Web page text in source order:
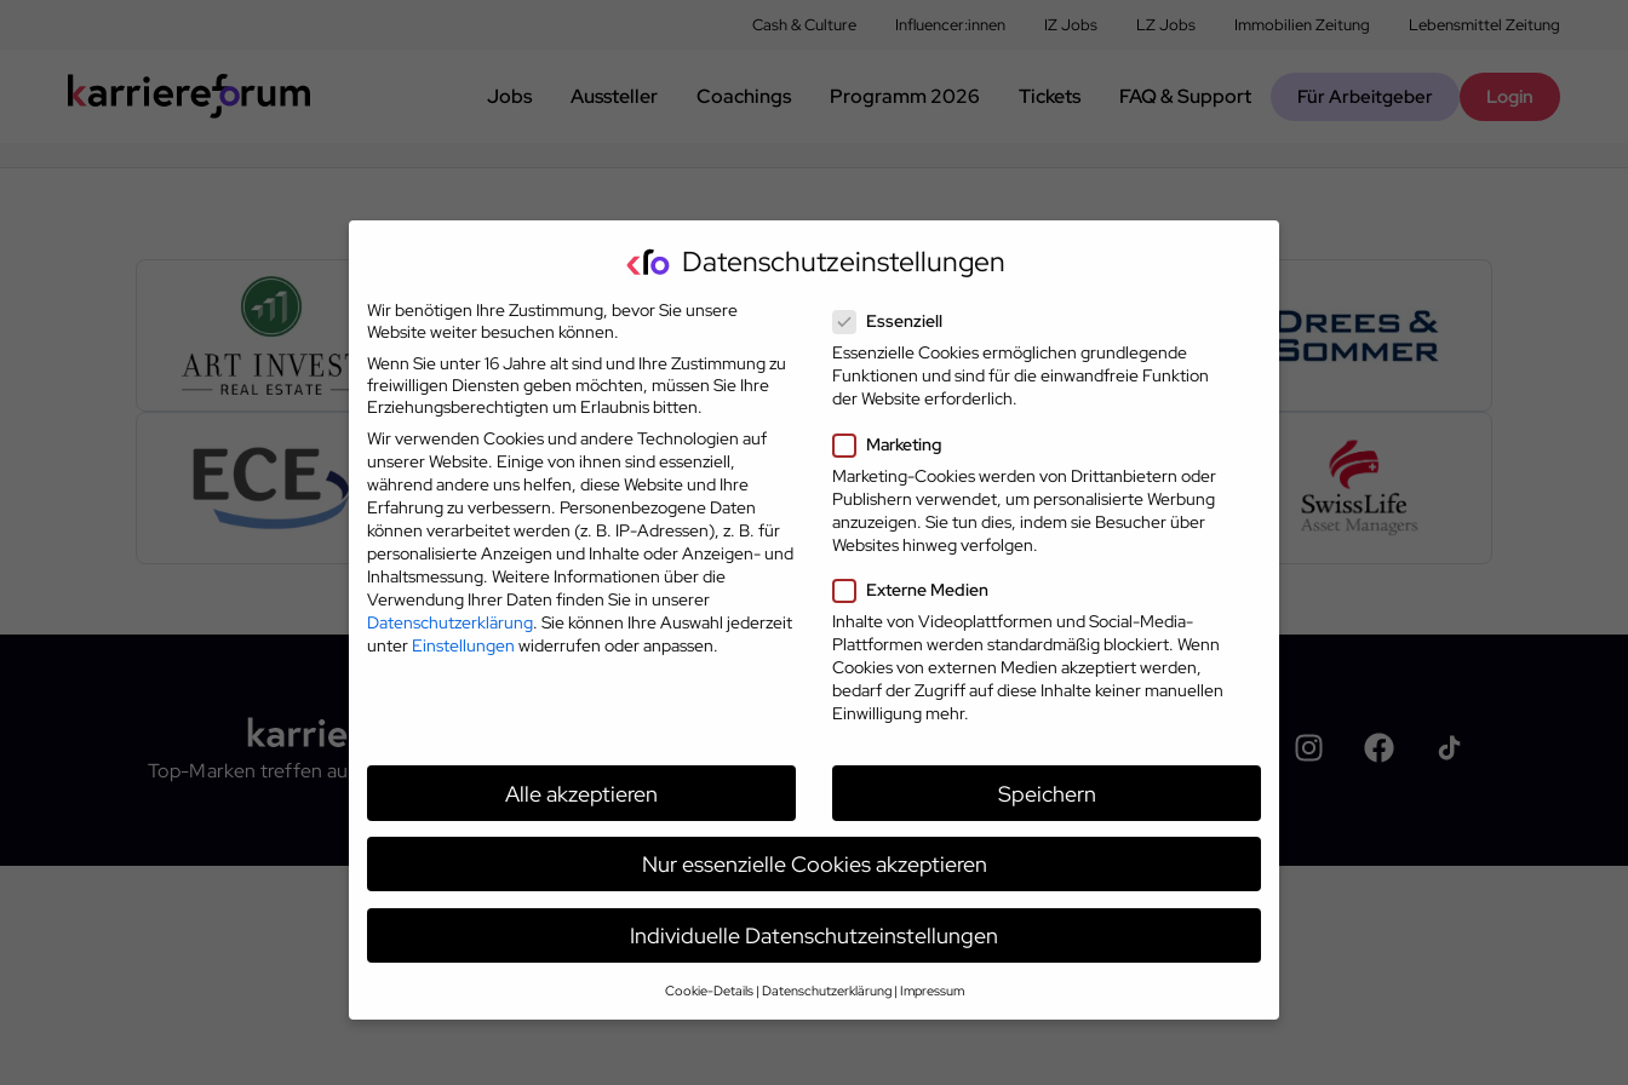
Cash & Culture Influencer:innen IZ Jobs LZ Jobs Immobilien Zeitung Lebensmittel Zeitung
Jobs Aussteller Coachings Programm 2026 Tickets FAQ & Support Für Arbeitgeber Login
Top-Marken treffen auf Top-Talente
DatenschutzAGB
Datenschutzeinstellungen
Wir benötigen Ihre Zustimmung, bevor Sie unsere
Website weiter besuchen können.
Wenn Sie unter 16 Jahre alt sind und Ihre Zustimmung zu
freiwilligen Diensten geben möchten, müssen Sie Ihre
Erziehungsberechtigten um Erlaubnis bitten.
Wir verwenden Cookies und andere Technologien auf
unserer Website. Einige von ihnen sind essenziell,
während andere uns helfen, diese Website und Ihre
Erfahrung zu verbessern. Personenbezogene Daten
können verarbeitet werden (z. B. IP-Adressen), z. B. für
personalisierte Anzeigen und Inhalte oder Anzeigen- und
Inhaltsmessung. Weitere Informationen über die
Verwendung Ihrer Daten finden Sie in unserer
Datenschutzerklärung. Sie können Ihre Auswahl jederzeit
unter Einstellungen widerrufen oder anpassen.
Essenziell
Essenzielle Cookies ermöglichen grundlegende
Funktionen und sind für die einwandfreie Funktion
der Website erforderlich.
Marketing
Marketing-Cookies werden von Drittanbietern oder
Publishern verwendet, um personalisierte Werbung
anzuzeigen. Sie tun dies, indem sie Besucher über
Websites hinweg verfolgen.
Externe Medien
Inhalte von Videoplattformen und Social-Media-
Plattformen werden standardmäßig blockiert. Wenn
Cookies von externen Medien akzeptiert werden,
bedarf der Zugriff auf diese Inhalte keiner manuellen
Einwilligung mehr.
Alle akzeptieren Speichern
Nur essenzielle Cookies akzeptieren
Individuelle Datenschutzeinstellungen
Cookie-Details Datenschutzerklärung Impressum
Datenschutzeinstellungen